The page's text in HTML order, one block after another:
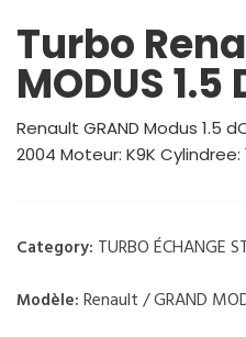
Turbo
MODUS
Renault GRAND Modus 1.5
2004 Moteur: K9K
Category: TURBO ÉCHANGE
Modèle: Renault / GRAND